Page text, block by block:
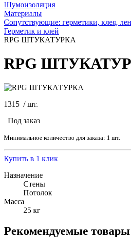
Шумоизоляция
Материалы
Сопутствующие: герметики, клея,
Герметик и клей
RPG ШТУКАТУРКА
RPG
1315 /шт.
Под заказ
Минимальное количество для заказа: 1 шт.
Купить в 1 клик
Назначение
Стены
Потолок
Масса
25 кг
Рекомендуемые товары